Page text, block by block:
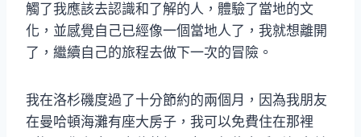
觸了我應該去認識和了解的人，體驗了當地的文
化，並感覺自己已經像一個當地人了，我就想離開
了，繼續自己的旅程去做下一次的冒險。
我在洛杉磯度過了十分節約的兩個月，因為我朋友
在曼哈頓海灘有座大房子，我可以免費住在那裡